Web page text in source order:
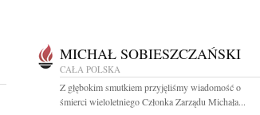
MICHAŁ SOBIESZCZAŃSKI
CAŁA POLSKA
Z głębokim smutkiem przyjęliśmy wiadomość o
śmierci wieloletniego Członka Zarządu Michała...